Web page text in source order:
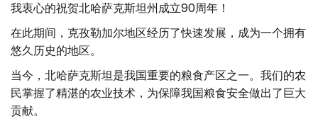
我衷心的祝贺北哈萨克斯坦州成立90周年！
在此期间，克孜勒加尔地区经历了快速发展，成为一个拥有
悠久历史的地区。
当今，北哈萨克斯坦是我国重要的粮食产区之一。我们的农
民掌握了精湛的农业技术，为保障我国粮食安全做出了巨大
贡献。